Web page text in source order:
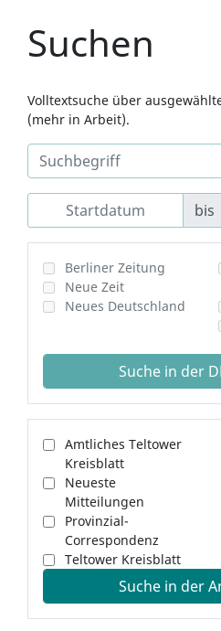
Suchen
Volltextsuche über
(mehr in Arbeit).
bis
Berliner Zeitung
Neue Zeit
Neues Deutschland
Suche in der
Amtliches Teltower
Kreisblatt
Neueste
Mitteilungen
Provinzial-
Correspondenz
Teltower Kreisblatt
Suche in der